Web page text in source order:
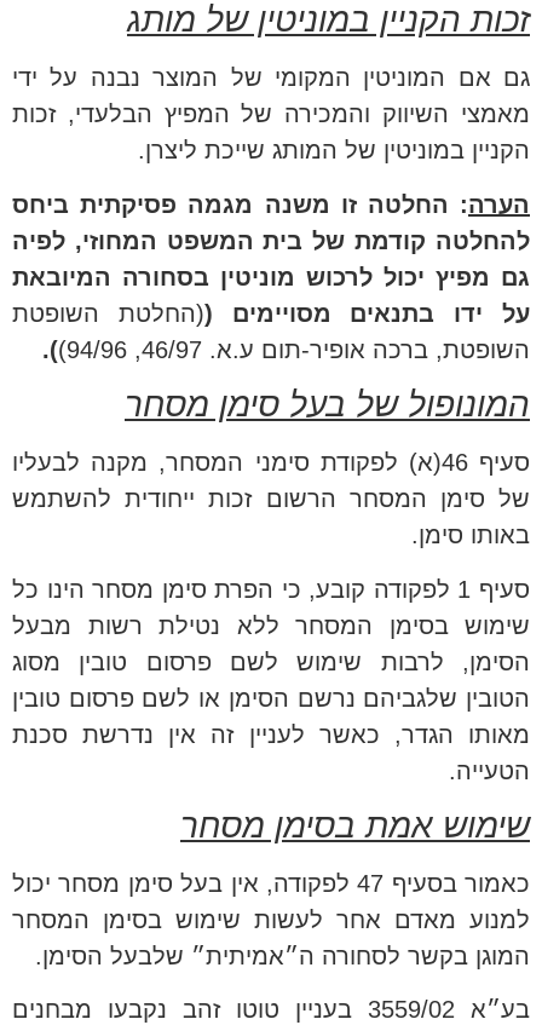
זכות הקניין במוניטין של מותג
גם אם המוניטין המקומי של המוצר נבנה על ידי
מאמצי השיווק והמכירה של המפיץ הבלעדי, זכות
הקניין במוניטין של המותג שייכת ליצרן.
הערה: החלטה זו משנה מגמה פסיקתית ביחס
להחלטה קודמת של בית המשפט המחוזי, לפיה
גם מפיץ יכול לרכוש מוניטין בסחורה המיובאת
על ידו בתנאים מסויימים ((החלטת השופטת
השופטת, ברכה אופיר-תום ע.א. 46/97, 94/96)
).
המונופול של בעל סימן מסחר
סעיף 46(א) לפקודת סימני המסחר, מקנה לבעליו
של סימן המסחר הרשום זכות ייחודית להשתמש
באותו סימן.
סעיף 1 לפקודה קובע, כי הפרת סימן מסחר הינו כל
שימוש בסימן המסחר ללא נטילת רשות מבעל
הסימן, לרבות שימוש לשם פרסום טובין מסוג
הטובין שלגביהם נרשם הסימן או לשם פרסום טובין
מאותו הגדר, כאשר לעניין זה אין נדרשת סכנת
הטעייה.
שימוש אמת בסימן מסחר
כאמור בסעיף 47 לפקודה, אין בעל סימן מסחר יכול
למנוע מאדם אחר לעשות שימוש בסימן המסחר
המוגן בקשר לסחורה ה״אמיתית״ שלבעל הסימן.
בע״א 3559/02 בעניין טוטו זהב נקבעו מבחנים